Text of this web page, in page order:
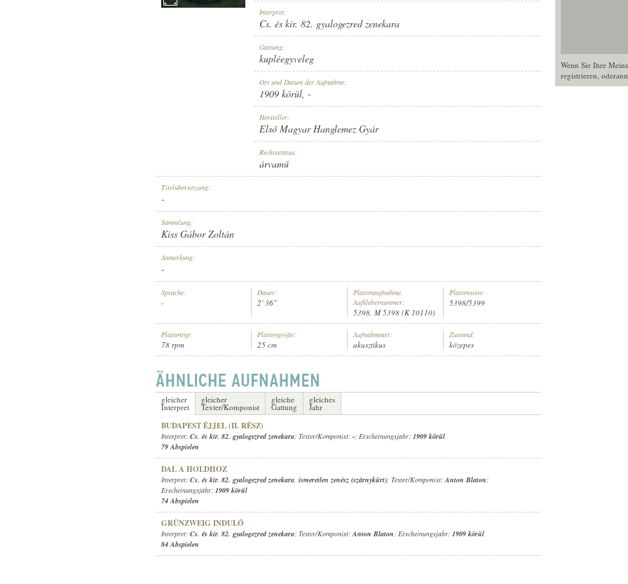
Wenn Sie Ihre
registrieren, oder
INTERPRET: CS. ÉS KIR. 82. GYALOGEZRED ZENEKARA
1909 KÖRÜL
ELSŐ MAGYAR HANGLEMEZ GYÁR
5398
Interpret:
Cs. és kir. 82. gyalogezred zenekara
Gattung:
kupléegyveleg
Ort und Datum der Aufnahme:
1909 körül, -
Hersteller:
Első Magyar Hanglemez Gyár
Rechtsstatus:
árvamű
Titelübersetzung:
-
Sammlung:
Kiss Gábor Zoltán
Anmerkung:
-
Sprache:
-
Dauer:
2' 36"
Plattenaufnahme,
Aufklebernummer:
5398, M 5398 (K 10110)
Plattenseite:
5398/5399
Plattentyp:
78 rpm
Plattengröße:
25 cm
Aufnahmeart:
akusztikus
Zustand:
közepes
gleicher
Interpret
gleicher
Texter/Komponist
gleiche
Gattung
gleiches
Jahr
BUDAPEST ÉJJEL (II. RÉSZ)
Interpret: Cs. és kir. 82. gyalogezred zenekara; Texter/Komponist: -; Erscheinungsjahr: 1909 körül
79 Abspielen
DAL A HOLDHOZ
Interpret: Cs. és kir. 82. gyalogezred zenekara, ismeretlen zenész (szárnykürt); Texter/Komponist:Anton Blaton;
Erscheinungsjahr: 1909 körül
74 Abspielen
GRÜNZWEIG INDULÓ
Interpret: Cs. és kir. 82. gyalogezred zenekara; Texter/Komponist:Anton Blaton; Erscheinungsjahr: 1909 körül
84 Abspielen